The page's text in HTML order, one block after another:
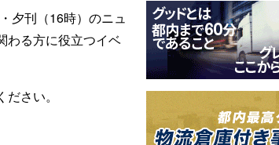
夕刊（16時）のニュ
わる方に役立つイベ
さい。